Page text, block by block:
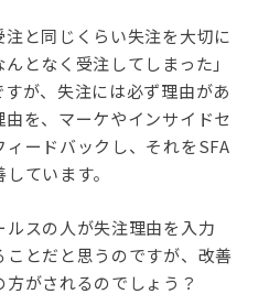
注と同じくらい失注を大切に
となく受注してしまった」
が、失注には必ず理由があ
を、マーケやインサイドセ
ードバックし、それをSFA
ています。
ルスの人が失注理由を入力
とだと思うのですが、改善
がされるのでしょう？